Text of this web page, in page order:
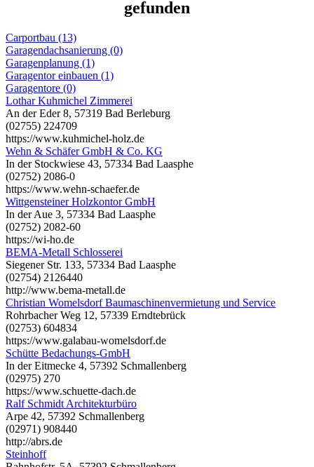
gefunden
Carportbau (13)
Garagendachsanierung (0)
Garagenplanung (1)
Garagentor einbauen (1)
Garagentore (0)
Lothar Kuhmichel Zimmerei
An der Eder 8, 57319 Bad Berleburg
(02755) 224709
https://www.kuhmichel-holz.de
Wehn & Schäfer GmbH & Co. KG
In der Stockwiese 43, 57334 Bad Laasphe
(02752) 2086-0
https://www.wehn-schaefer.de
Wittgensteiner Holzkontor GmbH
In der Aue 3, 57334 Bad Laasphe
(02752) 2082-60
https://wi-ho.de
BEMA-Metall Schlosserei
Siegener Str. 133, 57334 Bad Laasphe
(02754) 2126440
http://www.bema-metall.de
Christian Womelsdorf Baumaschinenvermietung und Service
Rohrbacher Weg 12, 57339 Erndtebrück
(02753) 604834
https://www.galabau-womelsdorf.de
Schütte Bedachungs-GmbH
In der Eitmecke 4, 57392 Schmallenberg
(02975) 270
https://www.schuette-dach.de
Ralf Schmidt Architekturbüro
Arpe 42, 57392 Schmallenberg
(02971) 908440
http://abrs.de
Steinhoff